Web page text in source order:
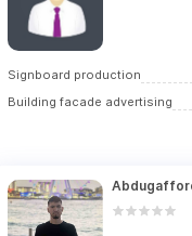
Signboard production
Building facade advertising